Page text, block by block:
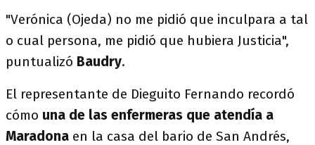
"Verónica (Ojeda) no me pidió que inculpara a tal
o cual persona, me pidió que hubiera Justicia",
puntualizó Baudry.
El representante de Dieguito Fernando recordó
cómo una de las enfermeras que atendía a
Maradona en la casa del bario de San Andrés,